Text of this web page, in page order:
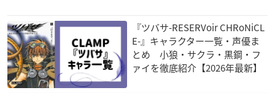
『ツバサ-RESERVoir CHRoNiCL
E-』キャラクター一覧・声優ま
とめ 小狼・サクラ・黒鋼・フ
ァイを徹底紹介【2026年最新】